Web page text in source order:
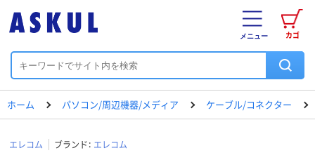
カゴ
メニュー
ホーム パソコン/周辺機器/メディア ケーブル/コネクター
エレコム ブランド： エレコム